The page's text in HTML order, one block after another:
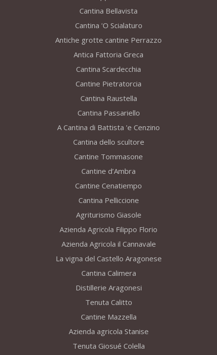
Cantina Bellavista
Cantina 'O Scialaturo
Antiche grotte cantine Perrazzo
Antica Fattoria Greca
Cantina Scardecchia
Cantine Pietratorcia
Cantina Raustella
Cantina Passariello
A Cantina di Battista 'e Cenzino
Cantina dello scultore
Cantine Tommasone
Cantine d’Ambra
Cantine Cenatiempo
Cantina Pelliccione
Agriturismo Giasole
Azienda Agricola Filippo Florio
Azienda Agricola il Cannavale
La vigna del Castello Aragonese
Cantina Calimera
Distillerie Aragonesi
Tenuta Calitto
Cantine Mazzella
Azienda agricola Stanise
Tenuta Giosué Colella